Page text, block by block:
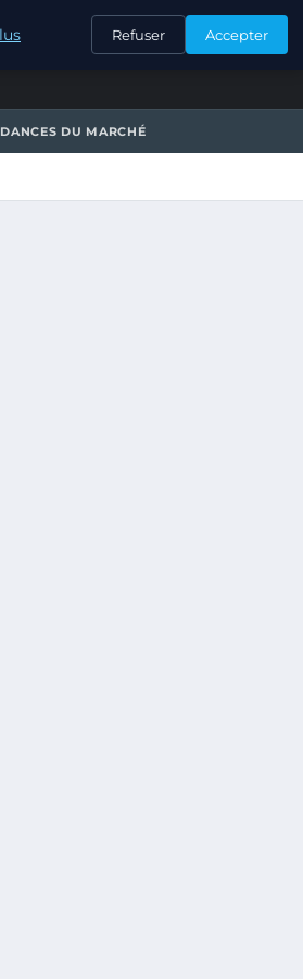
CONTACT
DU MARCHÉ
Refuser Accepter